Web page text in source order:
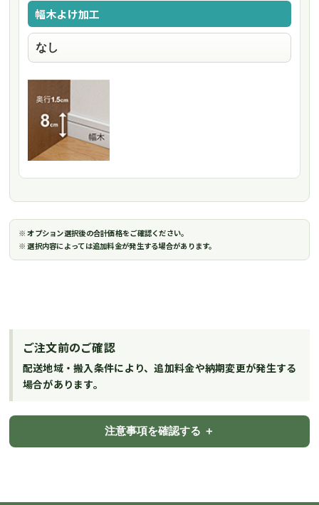
幅木よけ加工
※ オプション選択後の合計価格をご確認ください。
※ 選択内容によっては追加料金が発生する場合があります。
ご注文前のご確認
配送地域・搬入条件により、追加料金や納期変更が発生する
場合があります。
注意事項を確認する